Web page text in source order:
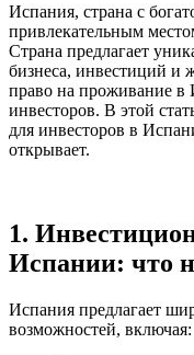
Испания, страна с
привлекательным
Страна предлагает
бизнеса, инвестиций и
право на проживание
инвесторов. В этой
для инвесторов в
открывает.
1.
Испании: что
Испания предлагает
возможностей, включая: